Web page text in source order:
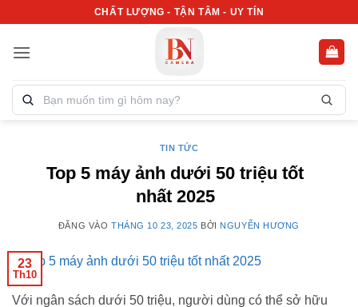
nội
CHẤT LƯỢNG - TẬN TÂM - UY TÍN
Tìm
kiếm
TIN TỨC
Top 5 máy ảnh dưới 50 triệu tốt
nhất 2025
ĐĂNG VÀO THÁNG 10 23, 2025 BỞI NGUYỄN HƯƠNG
23
Th10
Với ngân sách dưới 50 triệu, người dùng có thể sở hữu